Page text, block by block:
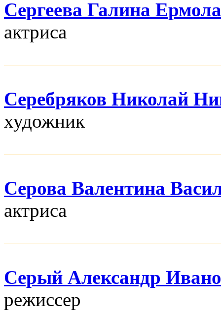
Сергеева Галина
актриса
Серебряков Николай
художник
Серова Валентина
актриса
Серый Александр
режисcер